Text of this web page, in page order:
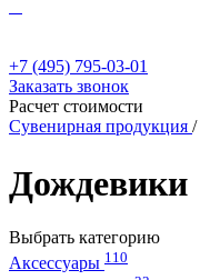
+7 (495) 795-03-01
Заказать звонок
Расчет стоимости
Сувенирная продукция /
Дождевики
Выбрать категорию
Аксессуары 110